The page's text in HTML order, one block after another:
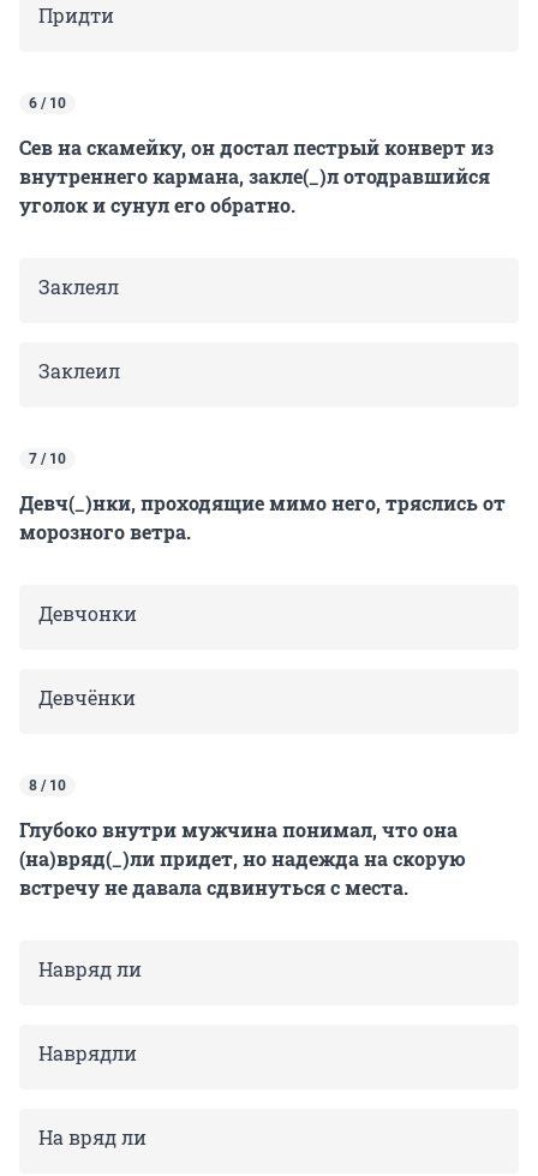
Придти
6 / 10
Сев на скамейку, он достал пестрый конверт из
внутреннего кармана, закле(_)л отодравшийся
уголок и сунул его обратно.
Заклеял
Заклеил
7 / 10
Девч(_)нки, проходящие мимо него, тряслись от
морозного ветра.
Девчонки
Девчёнки
8 / 10
Глубоко внутри мужчина понимал, что она
(на)вряд(_)ли придет, но надежда на скорую
встречу не давала сдвинуться с места.
Навряд ли
Наврядли
На вряд ли